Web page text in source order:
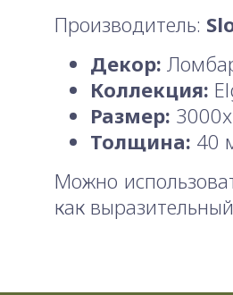
Производитель:
Декор:
Коллекция:
Размер:
Толщина: 40
Можно
как